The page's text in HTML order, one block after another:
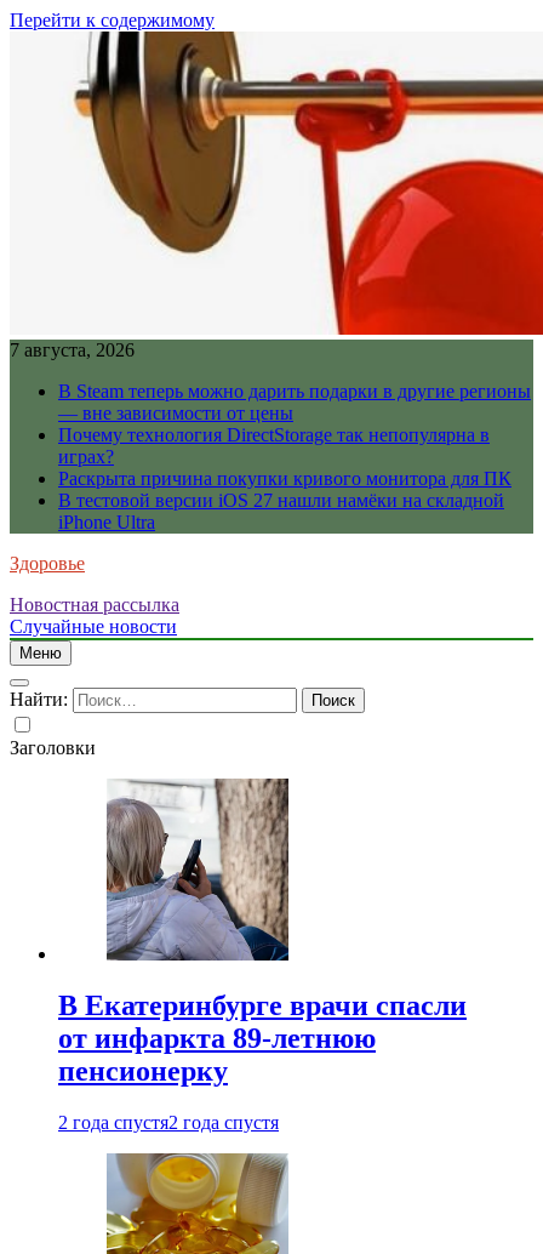
Перейти к содержимому
7 августа, 2026
В Steam теперь можно дарить подарки в другие регионы
— вне зависимости от цены
Почему технология DirectStorage так непопулярна в
играх?
Раскрыта причина покупки кривого монитора для ПК
В тестовой версии iOS 27 нашли намёки на складной
iPhone Ultra
Здоровье
Новостная рассылка
Случайные новости
Меню
Найти:
Заголовки
В Екатеринбурге врачи спасли
от инфаркта 89-летнюю
пенсионерку
2 года спустя2 года спустя